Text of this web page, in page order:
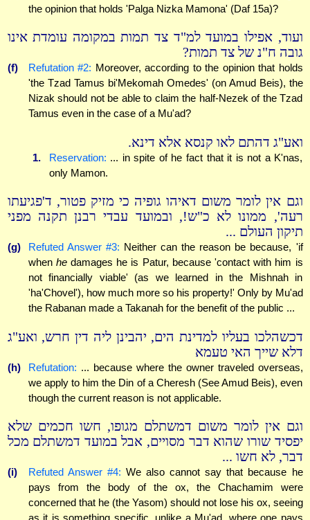
the opinion that holds 'Palga Nizka Mamona' (Daf 15a)?
ועוד, אפילו במועד למ"ד צד תמות במקומה עומדת אינו
גובה ח"נ של צד תמות?
(f) Refutation #2: Moreover, according to the opinion that holds
'the Tzad Tamus bi'Mekomah Omedes' (on Amud Beis), the
Nizak should not be able to claim the half-Nezek of the Tzad
Tamus even in the case of a Mu'ad?
ואע"ג דהתם לאו קנסא אלא דינא.
1. Reservation: ... in spite of he fact that it is not a K'nas,
only Mamon.
וגם אין לומר משום דאיהו גופיה כי מזיק פטור, ד'פגיעתו
רעה', ממונו לא כ"ש!, ובמועד עבדי רבנן תקנה מפני
תיקון העולם ...
(g) Refuted Answer #3: Neither can the reason be because, 'if
when hedamages he is Patur, because 'contact with him is
not financially viable' (as we learned in the Mishnah in
'ha'Chovel'), how much more so his property!' Only by Mu'ad
the Rabanan made a Takanah for the benefit of the public ...
דכשהלכו בעליו למדינת הים, יהבינן ליה דין חרש, ואע"ג
דלא שייך האי טעמא
(h) Refutation: ... because where the owner traveled overseas,
we apply to him the Din of a Cheresh (See Amud Beis), even
though the current reason is not applicable.
וגם אין לומר משום דמשתלם מגופו, חשו חכמים שלא
יפסיד שורו שהוא דבר מסויים, אבל במועד דמשתלם מכל
דבר, לא חשו ...
(i) Refuted Answer #4: We also cannot say that because he
pays from the body of the ox, the Chachamim were
concerned that he (the Yasom) should not lose his ox, seeing